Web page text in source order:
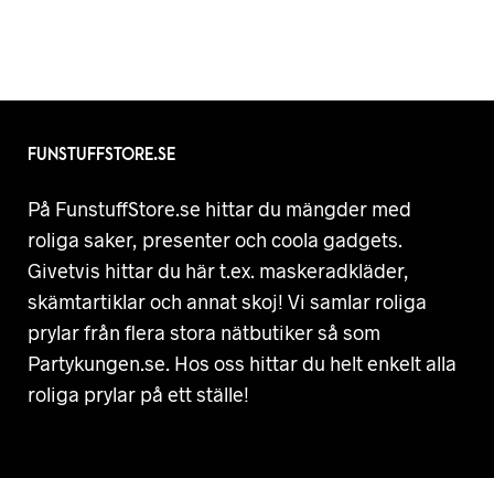
FUNSTUFFSTORE.SE
På FunstuffStore.se hittar du mängder med
roliga saker, presenter och coola gadgets.
Givetvis hittar du här t.ex. maskeradkläder,
skämtartiklar och annat skoj! Vi samlar roliga
prylar från flera stora nätbutiker så som
Partykungen.se. Hos oss hittar du helt enkelt alla
roliga prylar på ett ställe!